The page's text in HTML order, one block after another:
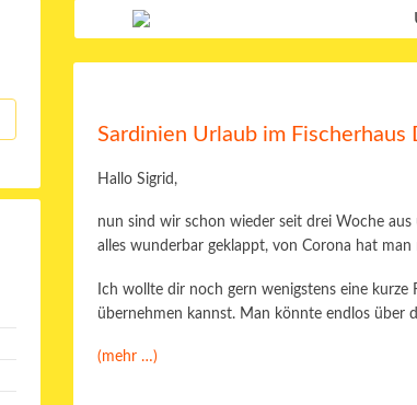
Sardinien Urlaub im Fischerhaus
Hallo Sigrid,
nun sind wir schon wieder seit drei Woche aus
alles wunderbar geklappt, von Corona hat
Ich wollte dir noch gern wenigstens eine
übernehmen kannst. Man könnte endlos über
(mehr …)